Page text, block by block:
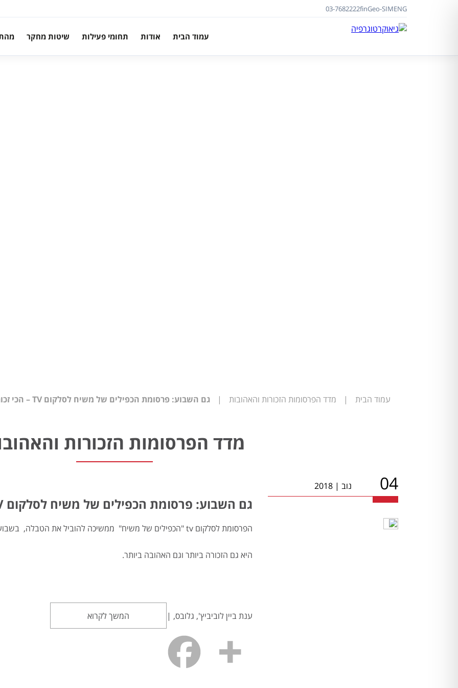
ENG
Geo-SIM
in
f
03-7682222
עמוד הבית אודות תחומי פעילות שיטות מחקר
עמוד הבית | מדד הפרסומות הזכורות והאהובות | גם השבוע: פרסומת הכפילים של משיח לסלקום TV – הכי זכורה והכי אהובה
מדד הפרסומות הזכורות
04 נוב |
2018
גם השבוע: פרסומת הכפילים של משיח לסלקום TV – הכי זכורה והכי אהובה
הפרסומת לסלקום tv "הכפילים של משיח" ממשיכה להוביל את הטבלה, בשבוע השני שלה באוויר,
היא גם הזכורה ביותר וגם האהובה ביותר.
ענת ביין לוביביץ', גלובס, | המשך לקרוא